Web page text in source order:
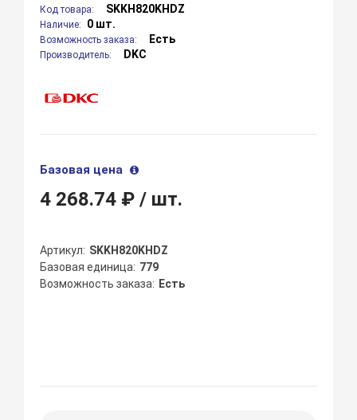
Код товара: SKKH820KHDZ
Наличие: 0 шт.
Возможность заказа: Есть
Производитель: DKC
Базовая цена
4 268.74 ₽/ шт.
Артикул
SKKH820KHDZ
Базовая единица 779
Возможность заказа
Есть